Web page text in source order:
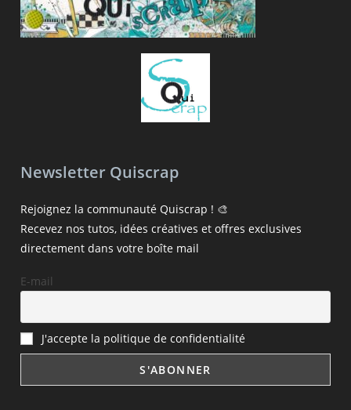
Newsletter Quiscrap
Rejoignez la communauté Quiscrap ! 🎨
Recevez nos tutos, idées créatives et offres exclusives
directement dans votre boîte mail
E-mail
J'accepte la politique de confidentialité